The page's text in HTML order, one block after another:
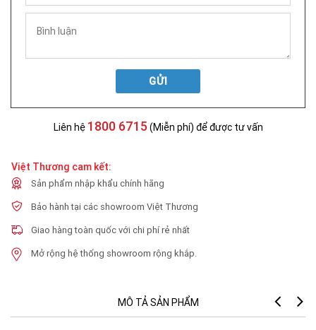
GỬI
Liên hệ 1800 6715 (Miễn phí) để được tư vấn
Việt Thương cam kết:
Sản phẩm nhập khẩu chính hãng
Bảo hành tại các showroom Việt Thương
Giao hàng toàn quốc với chi phí rẻ nhất
Mở rộng hệ thống showroom rộng khắp.
MÔ TẢ SẢN PHẨM